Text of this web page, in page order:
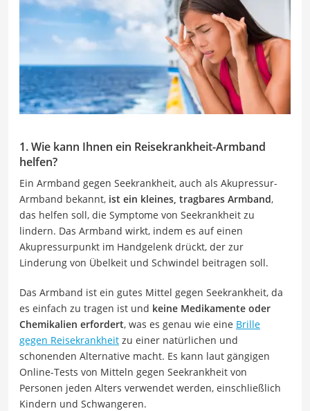
1. Wie kann Ihnen ein Reisekrankheit-Armband
helfen?
Ein Armband gegen Seekrankheit, auch als Akupressur-
Armband bekannt, ist ein kleines, tragbares Armband,
das helfen soll, die Symptome von Seekrankheit zu
lindern. Das Armband wirkt, indem es auf einen
Akupressurpunkt im Handgelenk drückt, der zur
Linderung von Übelkeit und Schwindel beitragen soll.
Das Armband ist ein gutes Mittel gegen Seekrankheit, da
es einfach zu tragen ist und keine Medikamente oder
Chemikalien erfordert, was es genau wie eine Brille
gegen Reisekrankheit zu einer natürlichen und
schonenden Alternative macht. Es kann laut gängigen
Online-Tests von Mitteln gegen Seekrankheit von
Personen jeden Alters verwendet werden, einschließlich
Kindern und Schwangeren.